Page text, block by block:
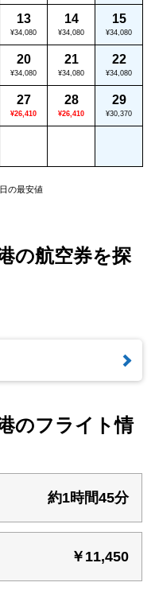
13
¥34,080
14
¥34,080
15
¥34,080
20
¥34,080
21
¥34,080
22
¥34,080
27
¥26,410
28
¥26,410
29
¥30,370
の最安値
の航空券を探
のフライト情
約1時間45分
￥11,450